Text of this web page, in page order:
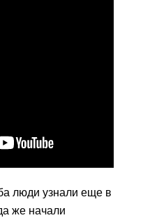
люди узнали еще в
же начали